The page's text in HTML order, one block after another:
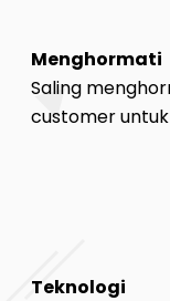
Menghormati
Saling
customer
Teknologi